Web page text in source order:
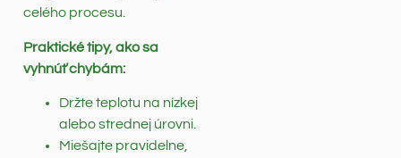
celého procesu.
Praktické tipy, ako sa
vyhnúť chybám:
Držte teplotu na nízkej
alebo strednej úrovni.
Miešajte pravidelne,